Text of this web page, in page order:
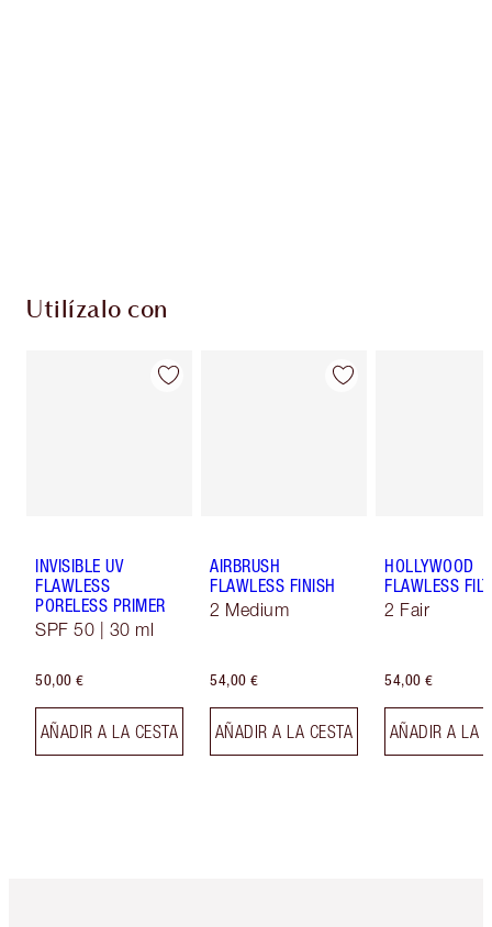
Utilízalo con
INVISIBLE UV
FLAWLESS
PORELESS PRIMER
SPF 50 | 30 ml
50,00 €
AÑADIR A LA CESTA
AIRBRUSH
FLAWLESS FINISH
2 Medium
54,00 €
AÑADIR A LA CESTA
HOLLYWOOD
FLAWLESS
2 Fair
54,00 €
AÑADIR A LA